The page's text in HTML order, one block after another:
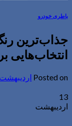
باطری خودرو
انتخاب‌هایی
Posted on اردیبهشت 13, 1404
13
اردیبهشت